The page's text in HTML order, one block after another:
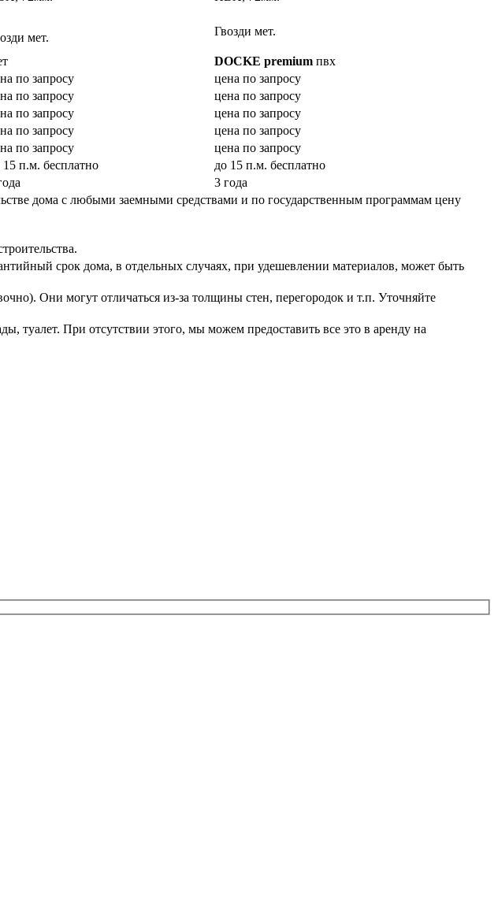
мет. Гвозди мет.
DOCKE premium пвх
по запросу
цена по запросу
по запросу
цена по запросу
по запросу
цена по запросу
по запросу
цена по запросу
по запросу
цена по запросу
15 п.м. бесплатно
до 15 п.м. бесплатно
3 года
дома с любыми заемными средствами и по государственным программам цену
срок дома, в отдельных случаях, при удешевлении материалов, может быть
Они могут отличаться из-за толщины стен, перегородок и т.п. Уточняйте
туалет. При отсутствии этого, мы можем предоставить все это в аренду на